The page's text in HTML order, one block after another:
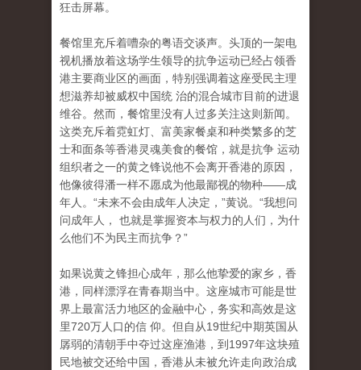
狂击屏幕。
餐馆里充斥着嘈杂的粤语交谈声。头顶的一架电
视机播放着这场学生领导的抗争运动已经占领香
港主要商业区的画面，特别强调着这座受民主理
想滋养却被威权中国统 治的混合城市目前的进退
维谷。然而，餐馆里没有人过多关注这则新闻。
这类充斥着霓虹灯、富美家餐桌和种类繁多的芝
士和面条等香港灵魂美食的餐馆，就是抗争 运动
组织者之一的黄之锋说他不会离开香港的原因，
他像彼得潘一样不愿成为他最鄙视的物种——成
年人。“未来不会由成年人决定，”黄说。“我想问
问成年人， 也就是掌握资本与权力的人们，为什
么他们不为民主而抗争？”
如果说黄之锋担心成年，那么他挚爱的家乡，香
港，同样漂浮在青春期当中。这座城市可能是世
界上最富活力地区的金融中心，务实和高效是这
里720万人口的信 仰。但自从19世纪中期英国从
孱弱的清朝手中夺过这座渔港，到1997年这块殖
民地被交还给中国，香港从未被允许走向政治成